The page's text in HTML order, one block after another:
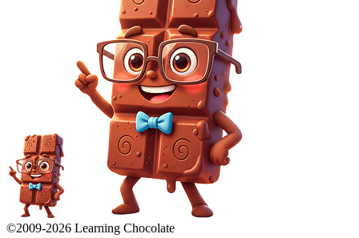
©2009-2026 Learning Chocolate